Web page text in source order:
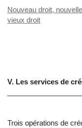
Nouveau droit,
vieux droit
V. Les services de
Trois opérations de